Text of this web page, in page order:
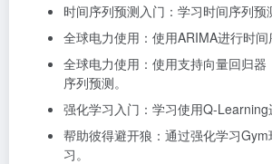
时间序列预测入门：学习时间序列预
全球电力使用：使用ARIMA进行时间
全球电力使用：使用支持向量回归器
序列预测。
强化学习入门：学习使用Q-Learning
帮助彼得避开狼：通过强化学习
习。